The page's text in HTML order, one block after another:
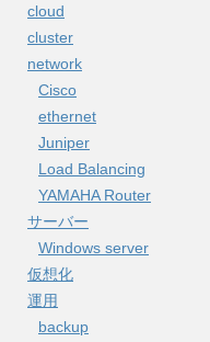
cloud
cluster
network
Cisco
ethernet
Juniper
Load Balancing
YAMAHA Router
サーバー
Windows server
仮想化
運用
backup